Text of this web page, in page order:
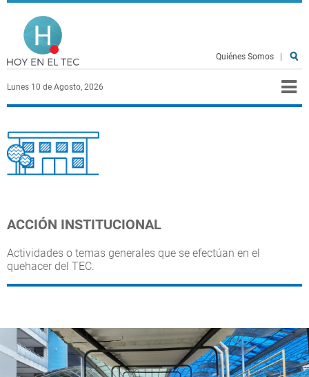
Pasar al contenido principal
Lunes 10 de Agosto, 2026
Quiénes Somos
ACCIÓN INSTITUCIONAL
Actividades o temas generales que se efectúan en el
quehacer del TEC.